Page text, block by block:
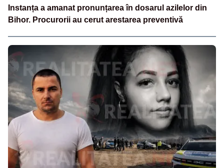
Instanța a amanat pronunțarea în dosarul azilelor din
Bihor. Procurorii au cerut arestarea preventivă